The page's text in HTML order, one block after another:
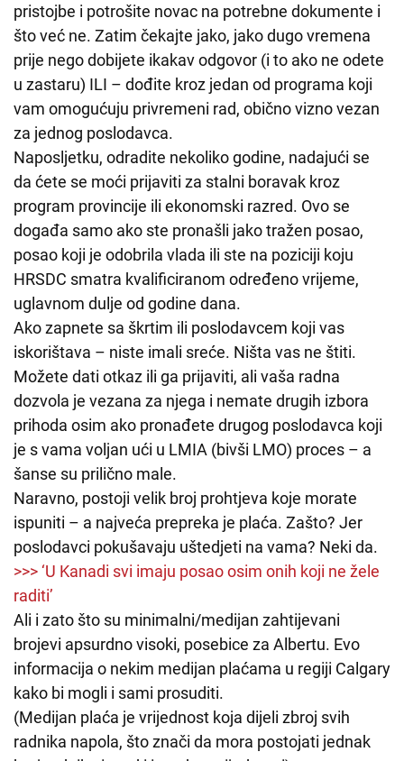
pristojbe i potrošite novac na potrebne dokumente i
što već ne. Zatim čekajte jako, jako dugo vremena
prije nego dobijete ikakav odgovor (i to ako ne odete
u zastaru) ILI – dođite kroz jedan od programa koji
vam omogućuju privremeni rad, obično vizno vezan
za jednog poslodavca.
Naposljetku, odradite nekoliko godine, nadajući se
da ćete se moći prijaviti za stalni boravak kroz
program provincije ili ekonomski razred. Ovo se
događa samo ako ste pronašli jako tražen posao,
posao koji je odobrila vlada ili ste na poziciji koju
HRSDC smatra kvalificiranom određeno vrijeme,
uglavnom dulje od godine dana.
Ako zapnete sa škrtim ili poslodavcem koji vas
iskorištava – niste imali sreće. Ništa vas ne štiti.
Možete dati otkaz ili ga prijaviti, ali vaša radna
dozvola je vezana za njega i nemate drugih izbora
prihoda osim ako pronađete drugog poslodavca koji
je s vama voljan ući u LMIA (bivši LMO) proces – a
šanse su prilično male.
Naravno, postoji velik broj prohtjeva koje morate
ispuniti – a najveća prepreka je plaća. Zašto? Jer
poslodavci pokušavaju uštedjeti na vama? Neki da.
>>> ‘U Kanadi svi imaju posao osim onih koji ne žele
raditi’
Ali i zato što su minimalni/medijan zahtijevani
brojevi apsurdno visoki, posebice za Albertu. Evo
informacija o nekim medijan plaćama u regiji Calgary
kako bi mogli i sami prosuditi.
(Medijan plaća je vrijednost koja dijeli zbroj svih
radnika napola, što znači da mora postojati jednak